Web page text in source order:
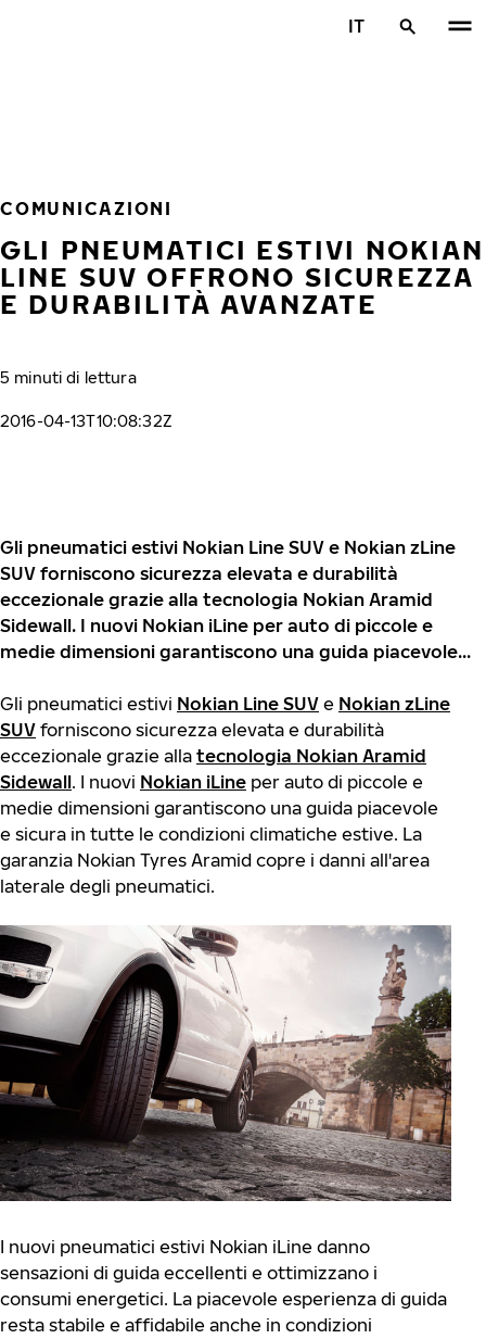
IT
COMUNICAZIONI
GLI PNEUMATICI ESTIVI NOKIAN
LINE SUV OFFRONO SICUREZZA
E DURABILITÀ AVANZATE
5 minuti di lettura
2016-04-13T10:08:32Z
Gli pneumatici estivi Nokian Line SUV e Nokian zLine
SUV forniscono sicurezza elevata e durabilità
eccezionale grazie alla tecnologia Nokian Aramid
Sidewall. I nuovi Nokian iLine per auto di piccole e
medie dimensioni garantiscono una guida piacevole...
Gli pneumatici estivi Nokian Line SUV e Nokian zLine
SUV forniscono sicurezza elevata e durabilità
eccezionale grazie alla tecnologia Nokian Aramid
Sidewall. I nuovi Nokian iLine per auto di piccole e
medie dimensioni garantiscono una guida piacevole
e sicura in tutte le condizioni climatiche estive. La
garanzia Nokian Tyres Aramid copre i danni all'area
laterale degli pneumatici.
I nuovi pneumatici estivi Nokian iLine danno
sensazioni di guida eccellenti e ottimizzano i
consumi energetici. La piacevole esperienza di guida
resta stabile e affidabile anche in condizioni